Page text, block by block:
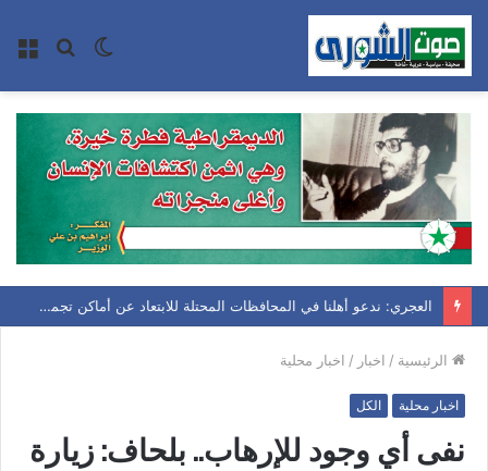
بحث الوضع
العجري: ندعو أهلنا في المحافظات المحتلة للابتعاد عن أماكن تجمعات الإمداد العسكري للعدوان السعودي
الرئيسية / اخبار / اخبار محلية
اخبار محلية الكل
نفى أي وجود للإرهاب.. بلحاف: زيارة